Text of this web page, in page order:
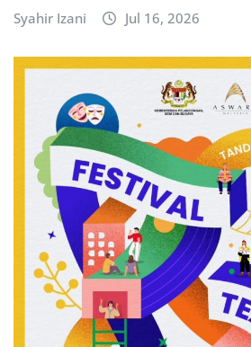
Syahir Izani Jul 16, 2026